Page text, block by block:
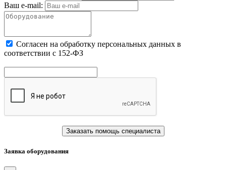
Ваш e-mail:
Cогласен на обработку персональных данных в
соответствии с 152-ФЗ
Заказать помощь специалиста
Заявка оборудования